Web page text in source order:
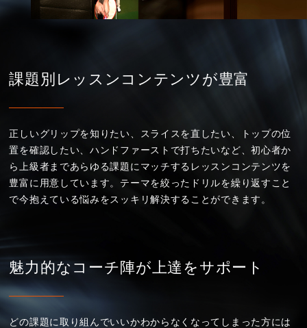
課題別レッスンコンテンツが豊富
正しいグリップを知りたい、スライスを直したい、トップの位
置を確認したい、ハンドファーストで打ちたいなど、初心者か
ら上級者まであらゆる課題にマッチするレッスンコンテンツを
豊富に用意しています。テーマを絞ったドリルを繰り返すこと
で今抱えている悩みをスッキリ解決することができます。
魅力的なコーチ陣が上達をサポート
どの課題に取り組んでいいかわからなくなってしまった方には